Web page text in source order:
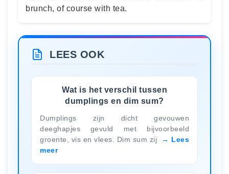
brunch, of course with tea.
LEES OOK
Wat is het verschil tussen
dumplings en dim sum?
Dumplings zijn dicht gevouwen
deeghapjes gevuld met bijvoorbeeld
groente, vis en vlees. Dim sum zij
Lees
meer